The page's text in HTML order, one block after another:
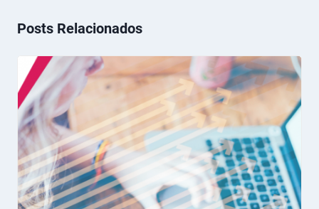
Posts Relacionados